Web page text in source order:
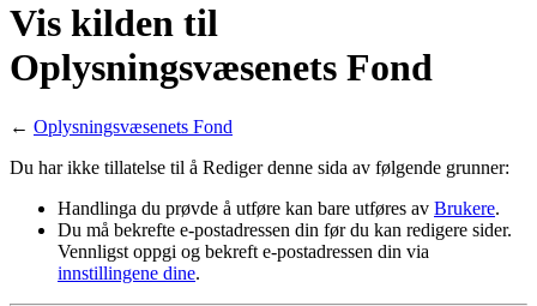
Vis kilden til
Oplysningsvæsenets Fond
← Oplysningsvæsenets Fond
Du har ikke tillatelse til å Rediger denne sida av følgende grunner:
Handlinga du prøvde å utføre kan bare utføres av Brukere.
Du må bekrefte e-postadressen din før du kan redigere sider.
Vennligst oppgi og bekreft e-postadressen din via
innstillingene dine.